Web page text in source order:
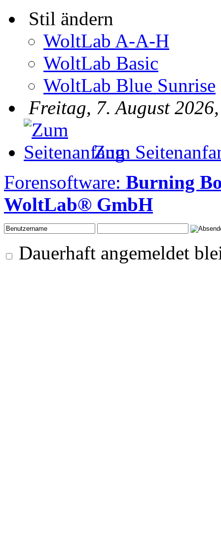
Stil ändern
WoltLab A-A-H
WoltLab Basic
WoltLab Blue Sunrise
Freitag, 7. August
Zum
Forensoftware: Burning
WoltLab® GmbH
Dauerhaft angemeldet